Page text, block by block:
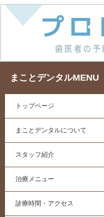
まことデンタルMENU
トップページ
まことデンタルについて
スタッフ紹介
治療メニュー
診療時間・アクセス